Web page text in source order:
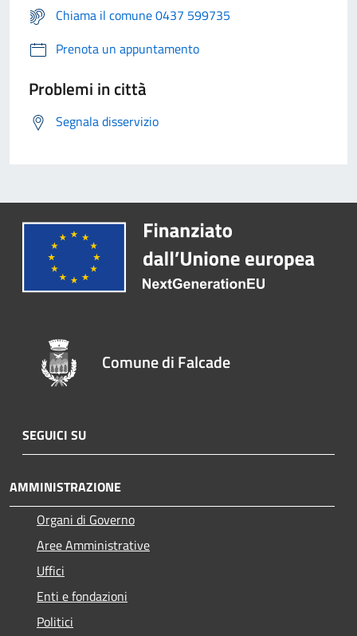
Chiama il comune 0437 599735
Prenota un appuntamento
Problemi in città
Segnala disservizio
Comune di Falcade
SEGUICI SU
AMMINISTRAZIONE
Organi di Governo
Aree Amministrative
Uffici
Enti e fondazioni
Politici